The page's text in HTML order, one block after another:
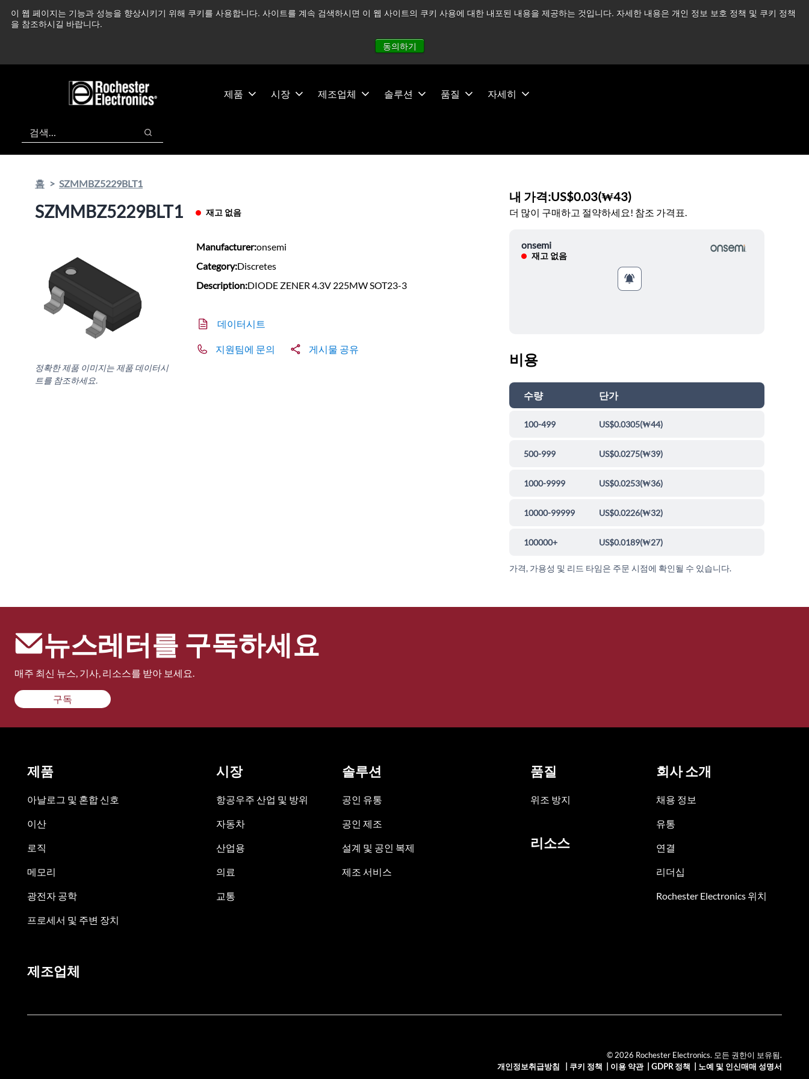
이 웹 페이지는 기능과 성능을 향상시키기 위해 쿠키를 사용합니다. 사이트를 계속 검색하시면 이 웹 사이트의 쿠키 사용에 대한 내포된 내용을 제공하는 것입니다. 자세한 내용은 개인 정보 보호 정책 및 쿠키 정책
을 참조하시길 바랍니다.
동의하기
츠
건
중동 지역 상황을 지속적으로 주시하고 있으며, 모든 서비스는 정상적으로 운영되고 있습니다. 더 읽어보기 →
제품 시장 제조업체 솔루션 품질 자세히
검색
검색
홈 SZMMBZ5229BLT1
SZMMBZ5229BLT1 재고 없음
정확한 제품 이미지는 제품 데이터시
트를 참조하세요.
Manufacturer:onsemi
Category:Discretes
Description:DIODE ZENER 4.3V 225MW SOT23-3
데이터시트
지원팀에 문의 게시물 공유
내 가격:US$0.03(₩43)
더 많이 구매하고 절약하세요! 참조 가격표.
onsemi
재고 없음
비용
수량 단가
100-499 US$0.0305(₩44)
500-999 US$0.0275(₩39)
1000-9999 US$0.0253(₩36)
10000-99999 US$0.0226(₩32)
100000+ US$0.0189(₩27)
가격, 가용성 및 리드 타임은 주문 시점에 확인될 수 있습니다.
뉴스레터를 구독하세요
매주 최신 뉴스, 기사, 리소스를 받아 보세요.
구독
제품
아날로그 및 혼합 신호
이산
로직
메모리
광전자 공학
프로세서 및 주변 장치
시장
항공우주 산업 및 방위
자동차
산업용
의료
교통
솔루션
공인 유통
공인 제조
설계 및 공인 복제
제조 서비스
품질
위조 방지
리소스
회사 소개
채용 정보
유통
연결
리더십
Rochester Electronics 위치
제조업체
© 2026 Rochester Electronics. 모든 권한이 보유됨.
개인정보취급방침
쿠키 정책 이용 약관| GDPR 정책 노예 및 인신매매 성명서